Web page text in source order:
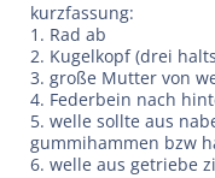
kurzfassung:
1. Rad ab
2. Kugelkopf (drei
3. große Mutter von
4. Federbein nach
5. welle sollte aus
gummihammen bzw
6. welle aus getriebe